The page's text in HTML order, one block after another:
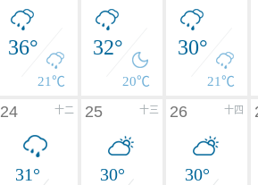
36°
21℃
32°
20℃
30°
21℃
十二
24
31°
十三
25
30°
十四
26
30°